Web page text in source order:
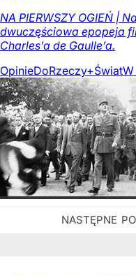
NA PIERWSZY OGIEŃ |
dwuczęściowa epopeja
Charles’a de Gaulle’a.
OpinieDoRzeczy+Świat